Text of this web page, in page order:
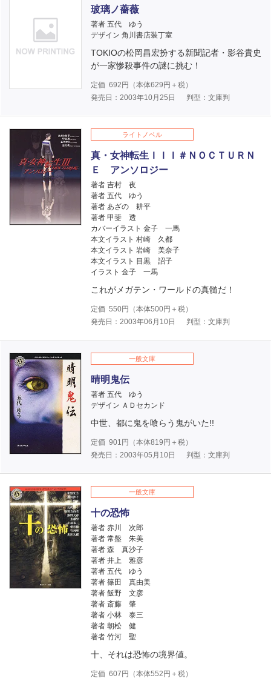
玻璃ノ薔薇
著者 五代 ゆう
デザイン 角川書店装丁室
TOKIOの松岡昌宏扮する新聞記者・影谷貴史
が一家惨殺事件の謎に挑む！
定価 692 円（本体629 円＋税）
発売日：2003年10月25日
判型：文庫判
ライトノベル
真・女神転生ＩＩＩ＃ＮＯＣＴＵＲＮ
Ｅ アンソロジー
著者 吉村 夜
著者 五代 ゆう
著者 あざの 耕平
著者 甲斐 透
カバーイラスト 金子 一馬
本文イラスト 村崎 久都
本文イラスト 岩崎 美奈子
本文イラスト 目黒 詔子
イラスト 金子 一馬
これがメガテン・ワールドの真髄だ！
定価 550円（本体500円＋税）
発売日：2003年06月10日
判型：文庫判
一般文庫
晴明鬼伝
著者 五代 ゆう
デザイン ＡＤセカンド
中世、都に鬼を喰らう鬼がいた!!
定価 901 円（本体819 円＋税）
発売日：2003年05月10日
判型：文庫判
一般文庫
十の恐怖
著者 赤川 次郎
著者 常盤 朱美
著者 森 真沙子
著者 井上 雅彦
著者 五代 ゆう
著者 篠田 真由美
著者 飯野 文彦
著者 斎藤 肇
著者 小林 泰三
著者 朝松 健
著者 竹河 聖
十、それは恐怖の境界値。
定価 607 円（本体552 円＋税）